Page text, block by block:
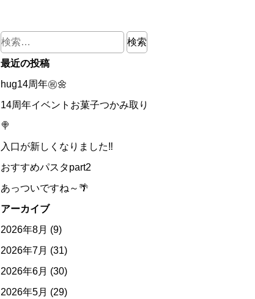
検
索:
最近の投稿
hug14周年㊗🌼
14周年イベントお菓子つかみ取り
🍭
入口が新しくなりました‼
おすすめパスタpart2
あっついですね～🌴
アーカイブ
2026年8月 (9)
2026年7月 (31)
2026年6月 (30)
2026年5月 (29)